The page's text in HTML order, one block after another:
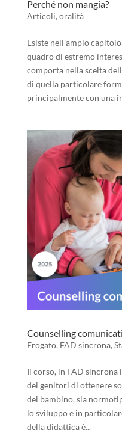
Perché non mangia?
Articoli, oralità
Esiste nell’ampio
quadro di estremo
comporta nella scelta
di quella particolare
principalmente con una
Counselling
Erogato, FAD sincrona,
Il corso, in FAD sincrona
dei genitori di ottenere
del bambino, sia
lo sviluppo e in
della didattica è...